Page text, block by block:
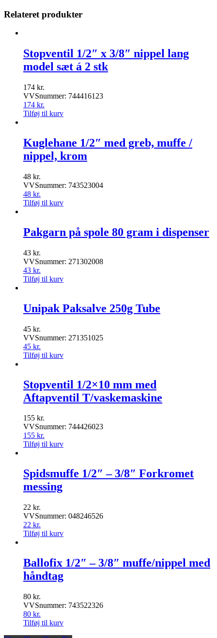
Relateret produkter
Stopventil 1/2″ x 3/8″ nippel lang
model sæt á 2 stk
174 kr.
VVSnummer: 744416123
174 kr.
Tilføj til kurv
Kuglehane 1/2″ med greb, muffe /
nippel, krom
48 kr.
VVSnummer: 743523004
48 kr.
Tilføj til kurv
Pakgarn på spole 80 gram i dispenser
43 kr.
VVSnummer: 271302008
43 kr.
Tilføj til kurv
Unipak Paksalve 250g Tube
45 kr.
VVSnummer: 271351025
45 kr.
Tilføj til kurv
Stopventil 1/2×10 mm med
Aftapventil T/vaskemaskine
155 kr.
VVSnummer: 744426023
155 kr.
Tilføj til kurv
Spidsmuffe 1/2″ – 3/8″ Forkromet
messing
22 kr.
VVSnummer: 048246526
22 kr.
Tilføj til kurv
Ballofix 1/2″ – 3/8″ muffe/nippel med
håndtag
80 kr.
VVSnummer: 743522326
80 kr.
Tilføj til kurv